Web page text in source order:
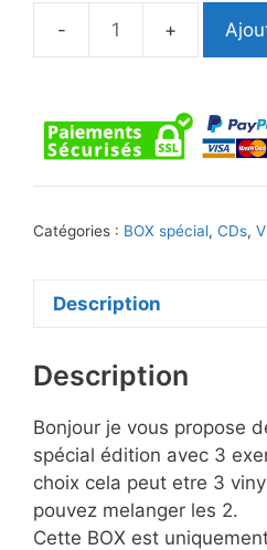
3
Promo
avec
Catégories : BOX spécial, CDs,
Description
Description
Bonjour je vous propose
spécial édition avec 3
choix cela peut etre 3
pouvez melanger les 2.
Cette BOX est